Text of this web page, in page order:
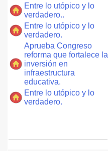
Entre lo utópico y lo
verdadero..
Entre lo utópico y lo
verdadero.
Aprueba Congreso
reforma que fortalece la
inversión en
infraestructura
educativa.
Entre lo utópico y lo
verdadero.